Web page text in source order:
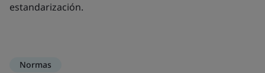
estandarización.
Normas